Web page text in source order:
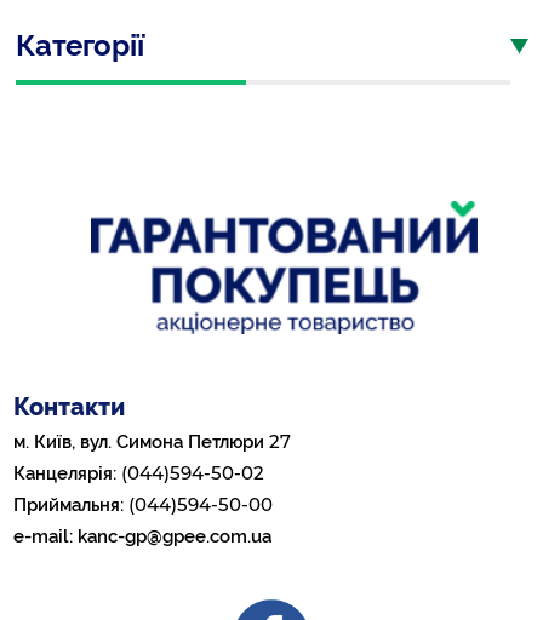
Категорії
Контакти
м. Київ, вул. Симона Петлюри27
Канцелярія: (044)594-50-02
Приймальня: (044)594-50-00
e-mail: kanc-gp@gpee.com.ua